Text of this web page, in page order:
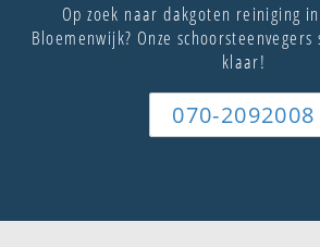
Op zoek naar dakgoten reiniging
Bloemenwijk? Onze
klaar!
070-2092008